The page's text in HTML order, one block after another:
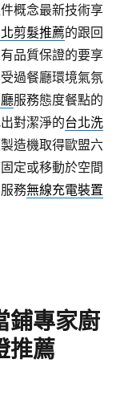
概念最新技術享
剪髮推薦的跟回
品質保證的要享
過餐廳環境氣氛
服務態度餐點的
對潔淨的台北洗
造機取得歐盟六
定或移動於空間
務無線充電裝置
鋪專家廚
推薦